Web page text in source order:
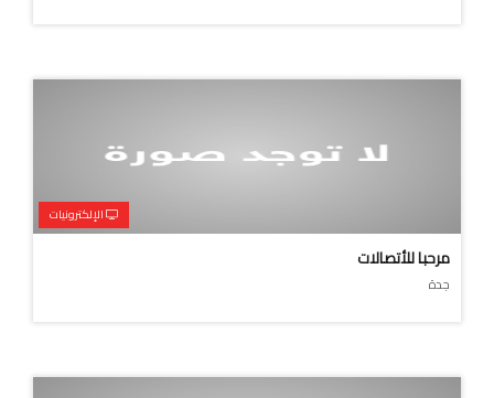
الإلكترونيات
مرحبا للأتصالات
جدة